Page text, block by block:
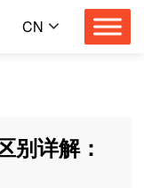
CN
别详解：